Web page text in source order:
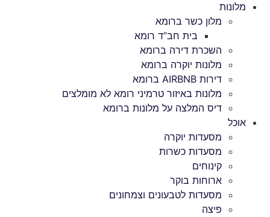
מלונות
מלון כשר ברומא
בית חב”ד רומא
השכרת דירה ברומא
מלונות יוקרה ברומא
דירות AIRBNB ברומא
מלונות באיזור טרמיני רומא לא מומלצים
דיס המלצה על מלונות ברומא
אוכל
מסעדות יוקרה
מסעדות כשרות
קינוחים
ארוחות בוקר
מסעדות לטבעונים וצמחונים
פיצה